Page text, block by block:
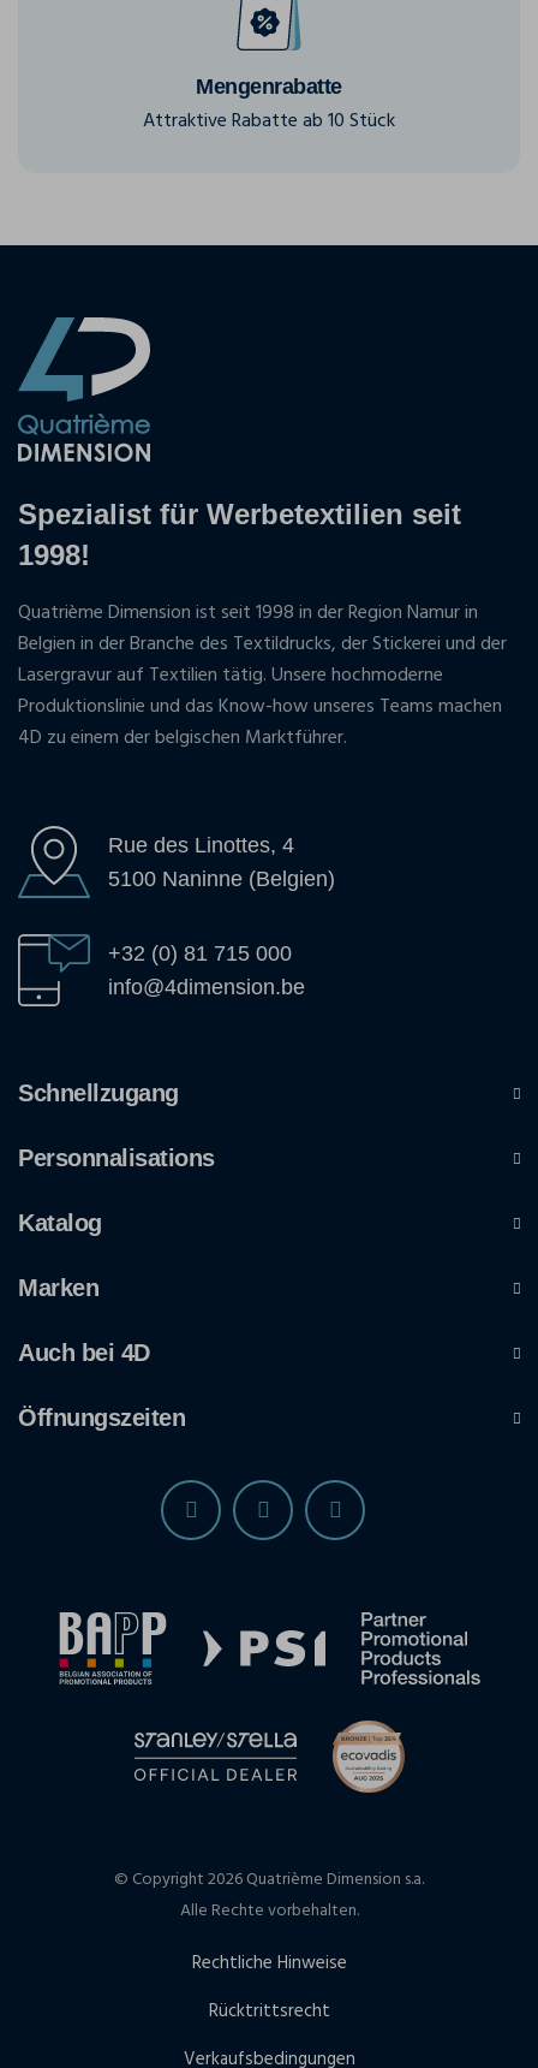
Mengenrabatte
Attraktive Rabatte ab 10 Stück
Spezialist für Werbetextilien seit
1998!
Quatrième Dimension ist seit 1998 in der Region Namur in
Belgien in der Branche des Textildrucks, der Stickerei und der
Lasergravur auf Textilien tätig. Unsere hochmoderne
Produktionslinie und das Know-how unseres Teams machen
4D zu einem der belgischen Marktführer.
Rue des Linottes, 4
5100 Naninne (Belgien)
+32 (0) 81 715 000
info@4dimension.be
Schnellzugang
Personnalisations
Katalog
Marken
Auch bei 4D
Öffnungszeiten
© Copyright 2026 Quatrième Dimension s.a.
Alle Rechte vorbehalten.
Rechtliche Hinweise
Rücktrittsrecht
Verkaufsbedingungen